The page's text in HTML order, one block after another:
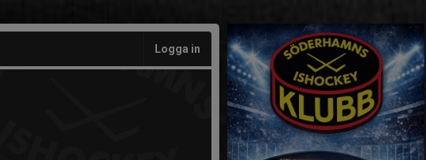
Logga in